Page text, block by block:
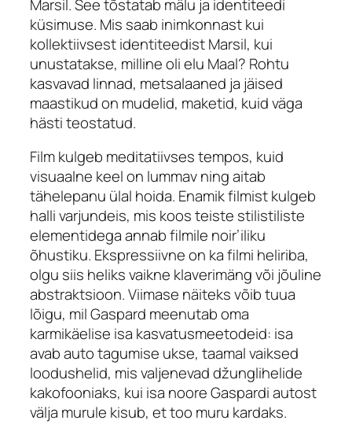
Marsil. See tõstatab mälu ja identiteedi
küsimuse. Mis saab inimkonnast kui
kollektiivsest identiteedist Marsil, kui
unustatakse, milline oli elu Maal? Rohtu
kasvavad linnad, metsalaaned ja jäised
maastikud on mudelid, maketid, kuid väga
hästi teostatud.
Film kulgeb meditatiivses tempos, kuid
visuaalne keel on lummav ning aitab
tähelepanu ülal hoida. Enamik filmist kulgeb
halli varjundeis, mis koos teiste stilistiliste
elementidega annab filmile noir’iliku
õhustiku. Ekspressiivne on ka filmi heliriba,
olgu siis heliks vaikne klaverimäng või jõuline
abstraktsioon. Viimase näiteks võib tuua
lõigu, mil Gaspard meenutab oma
karmikäelise isa kasvatusmeetodeid: isa
avab auto tagumise ukse, taamal vaiksed
loodushelid, mis valjenevad džunglihelide
kakofooniaks, kui isa noore Gaspardi autost
välja murule kisub, et too muru kardaks.